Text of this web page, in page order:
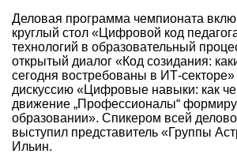
Деловая программа чемпионата
круглый стол «Цифровой код
технологий в образовательный
открытый диалог «Код созидания:
сегодня востребованы в ИТ-
дискуссию «Цифровые навыки: как
движение „Профессионалы“
образовании». Спикером всей
выступил представитель «Группы
Ильин.